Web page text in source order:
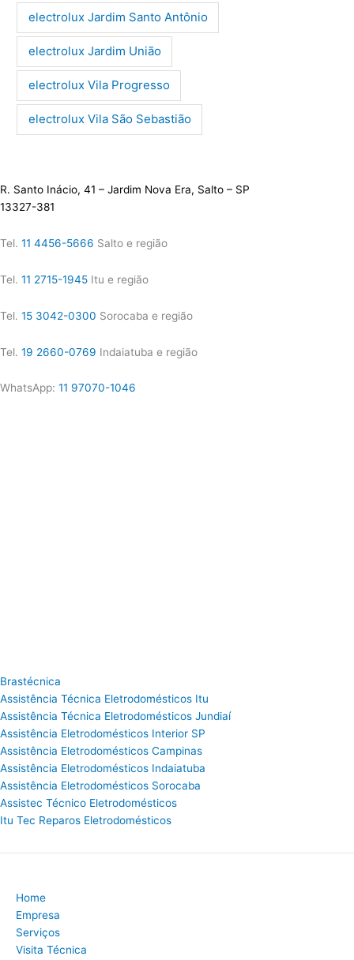
electrolux Jardim Santo Antônio
electrolux Jardim União
electrolux Vila Progresso
electrolux Vila São Sebastião
R. Santo Inácio, 41 – Jardim Nova Era, Salto – SP
13327-381
Tel. 11 4456-5666 Salto e região
Tel. 11 2715-1945 Itu e região
Tel. 15 3042-0300 Sorocaba e região
Tel. 19 2660-0769 Indaiatuba e região
WhatsApp: 11 97070-1046
Brastécnica
Assistência Técnica Eletrodomésticos Itu
Assistência Técnica Eletrodomésticos Jundiaí
Assistência Eletrodomésticos Interior SP
Assistência Eletrodomésticos Campinas
Assistência Eletrodomésticos Indaiatuba
Assistência Eletrodomésticos Sorocaba
Assistec Técnico Eletrodomésticos
Itu Tec Reparos Eletrodomésticos
Home
Empresa
Serviços
Visita Técnica